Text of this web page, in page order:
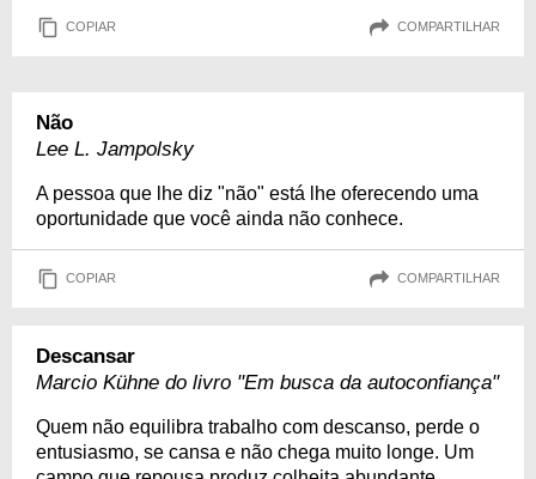
COPIAR COMPARTILHAR
Não
Lee L. Jampolsky
A pessoa que lhe diz "não" está lhe oferecendo uma
oportunidade que você ainda não conhece.
COPIAR COMPARTILHAR
Descansar
Marcio Kühne do livro "Em busca da autoconfiança"
Quem não equilibra trabalho com descanso, perde o
entusiasmo, se cansa e não chega muito longe. Um